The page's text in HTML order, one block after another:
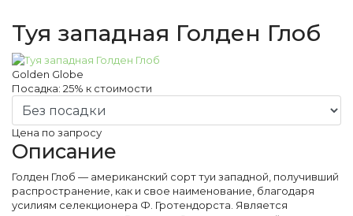
Туя западная Голден Глоб
Golden Globe
Посадка: 25% к стоимости
Цена по запросу
Описание
Голден Глоб — американский сорт туи западной, получивший
распространение, как и свое наименование, благодаря
усилиям селекционера Ф. Гротендорста. Является